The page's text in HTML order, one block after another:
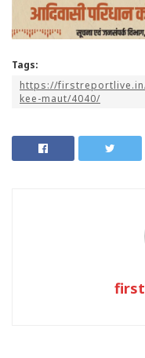
Tags:
https://
kee-maut/4040/